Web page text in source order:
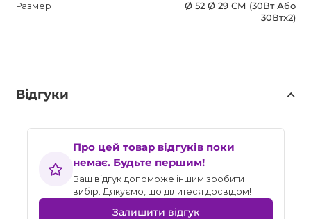
Размер
Ø 52 Ø 29 СМ (30Вт Або
30Втx2)
Відгуки
Про цей товар відгуків поки
немає. Будьте першим!
Ваш відгук допоможе іншим зробити
вибір. Дякуємо, що ділитеся досвідом!
Залишити відгук